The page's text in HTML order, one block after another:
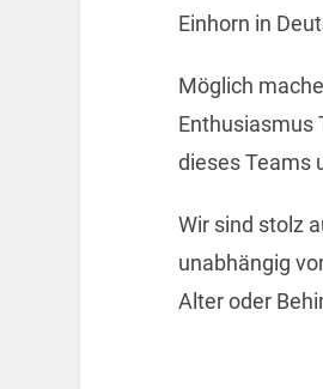
Einhorn in
Möglich
Enthusiasmus
dieses Teams
Wir sind stolz
unabhängig
Alter oder